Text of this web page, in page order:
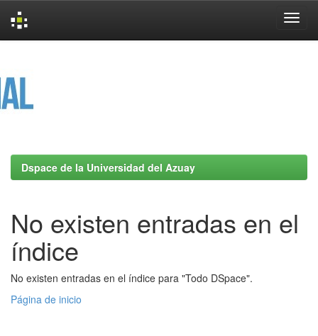
Dspace de la Universidad del Azuay
No existen entradas en el
índice
No existen entradas en el índice para "Todo DSpace".
Página de inicio